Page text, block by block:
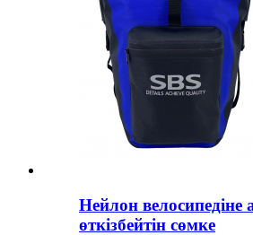
Нейлон велосипедіне
өткізбейтін сөмке